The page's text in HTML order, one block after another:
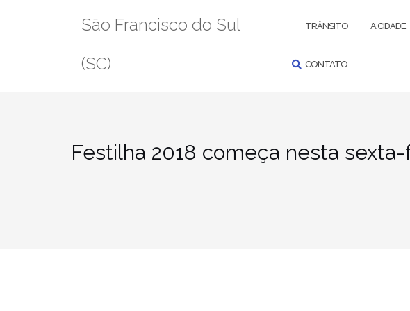
São Francisco do Sul
(SC)
TRÂNSITO A CIDADE
CONTATO
Festilha 2018 começa nesta sexta-